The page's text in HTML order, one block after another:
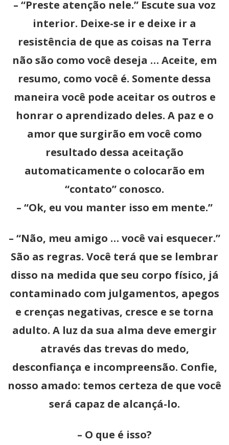
– “Preste atenção nele.” Escute sua voz
interior. Deixe-se ir e deixe ir a
resistência de que as coisas na Terra
não são como você deseja … Aceite, em
resumo, como você é. Somente dessa
maneira você pode aceitar os outros e
honrar o aprendizado deles. A paz e o
amor que surgirão em você como
resultado dessa aceitação
automaticamente o colocarão em
“contato” conosco.
– “Ok, eu vou manter isso em mente.”
– “Não, meu amigo … você vai esquecer.”
São as regras. Você terá que se lembrar
disso na medida que seu corpo físico, já
contaminado com julgamentos, apegos
e crenças negativas, cresce e se torna
adulto. A luz da sua alma deve emergir
através das trevas do medo,
desconfiança e incompreensão. Confie,
nosso amado: temos certeza de que você
será capaz de alcançá-lo.
– O que é isso?